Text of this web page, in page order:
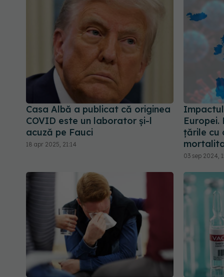
Casa Albă a publicat că originea
COVID este un laborator și-l
acuză pe Fauci
18 apr 2025, 21:14
Europei.
țările cu
03 sep 2024,